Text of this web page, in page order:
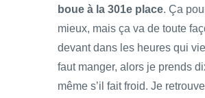
boue à la 301e place. Ça
mieux, mais ça va de toute
devant dans les heures qui
faut manger, alors je prends
même s’il fait froid. Je